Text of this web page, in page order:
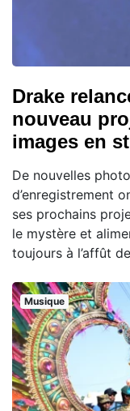
Drake
nouveau
images en
De nouvelles
d’enregistrement
ses prochains
le mystère et
toujours à l’affût
Musique